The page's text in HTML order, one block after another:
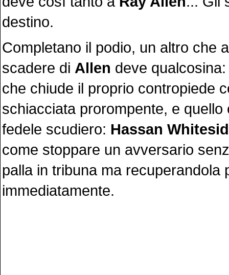
destino.
Completano il podio, un altro che
scadere di Allen deve
che chiude il proprio contropiede
schiacciata prorompente, e quello
fedele scudiero: Hassan
come stoppare un avversario
palla in tribuna ma recuperandola
immediatamente.